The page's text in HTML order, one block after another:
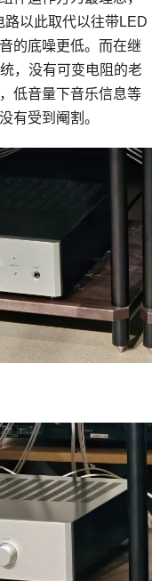
以此取代以往带LED
的底噪更低。而在继
，没有可变电阻的老
低音量下音乐信息等
有受到阉割。